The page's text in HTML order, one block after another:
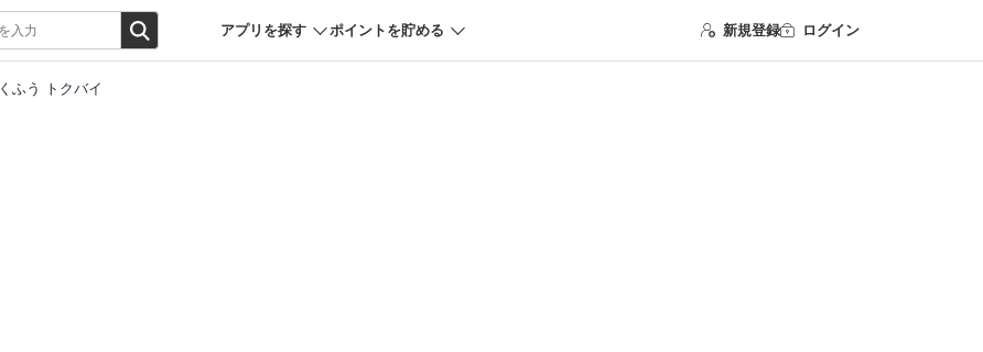
アプリを探す ポイントを貯める 新規登録 ログイン
くふう トクバイ